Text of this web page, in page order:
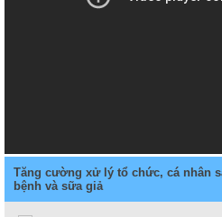
Tăng cường xử lý tổ chức, cá nhân
bệnh và sữa giả